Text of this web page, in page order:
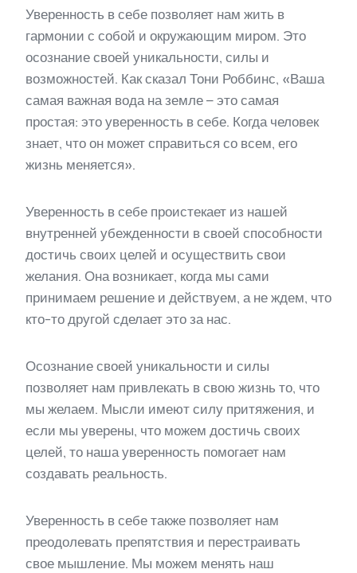
Уверенность в себе позволяет нам жить в
гармонии с собой и окружающим миром. Это
осознание своей уникальности, силы и
возможностей. Как сказал Тони Роббинс, «Ваша
самая важная вода на земле – это самая
простая: это уверенность в себе. Когда человек
знает, что он может справиться со всем, его
жизнь меняется».
Уверенность в себе проистекает из нашей
внутренней убежденности в своей способности
достичь своих целей и осуществить свои
желания. Она возникает, когда мы сами
принимаем решение и действуем, а не ждем, что
кто-то другой сделает это за нас.
Осознание своей уникальности и силы
позволяет нам привлекать в свою жизнь то, что
мы желаем. Мысли имеют силу притяжения, и
если мы уверены, что можем достичь своих
целей, то наша уверенность помогает нам
создавать реальность.
Уверенность в себе также позволяет нам
преодолевать препятствия и перестраивать
свое мышление. Мы можем менять наш